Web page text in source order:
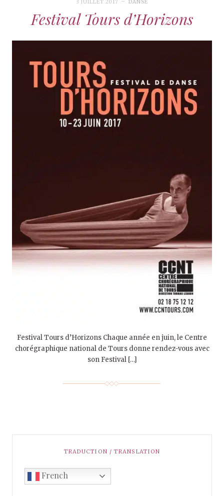
3 JUILLET 2017 DANSE
Festival Tours d’Horizons
Festival Tours d’Horizons Chaque année en juin, le Centre
chorégraphique national de Tours donne rendez-vous avec
son Festival […]
TRADUCTION / TRANSLATION
French